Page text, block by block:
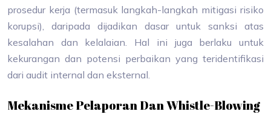
prosedur kerja (termasuk langkah-langkah mitigasi risiko
korupsi), daripada dijadikan dasar untuk sanksi atas
kesalahan dan kelalaian. Hal ini juga berlaku untuk
kekurangan dan potensi perbaikan yang teridentifikasi
dari audit internal dan eksternal.
Mekanisme Pelaporan Dan Whistle-Blowing